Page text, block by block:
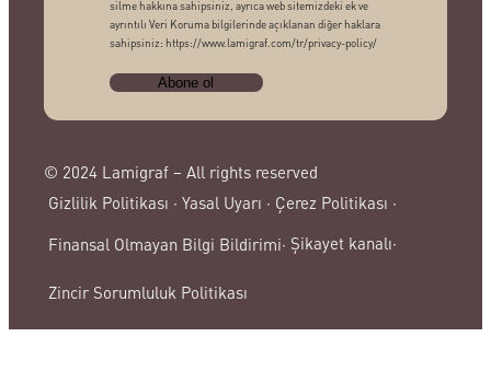
silme hakkına sahipsiniz, ayrıca web sitemizdeki ek ve
ayrıntılı Veri Koruma bilgilerinde açıklanan diğer haklara
sahipsiniz: https://www.lamigraf.com/tr/privacy-policy/
© 2024 Lamigraf – All rights reserved
Gizlilik Politikası · Yasal Uyarı · Çerez Politikası ·
Finansal Olmayan Bilgi Bildirimi· Şikayet kanalı·
Zincir Sorumluluk Politikası